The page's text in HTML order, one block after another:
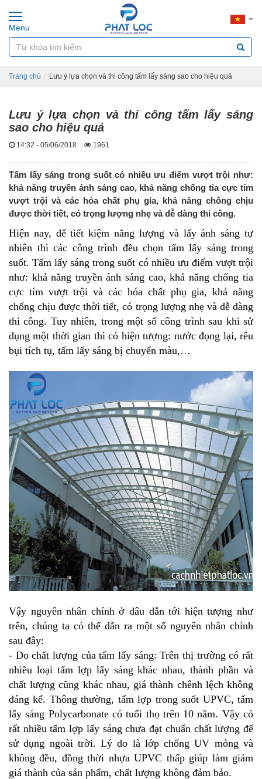
Menu
Trang chủ Lưu ý lựa chọn và thi công tấm lấy sáng sao cho hiệu quả
Lưu ý lựa chọn và thi công tấm lấy sáng
sao cho hiệu quả
14:32 - 05/06/2018 1961
Tấm lấy sáng trong suốt có nhiều ưu điểm vượt trội như:
khả năng truyền ánh sáng cao, khả năng chống tia cực tím
vượt trội và các hóa chất phụ gia, khả năng chống chịu
được thời tiết, có trọng lượng nhẹ và dễ dàng thi công.
Hiện nay, để tiết kiệm năng lượng và lấy ánh sáng tự
nhiên thì các công trình đều chọn tấm lấy sáng trong
suốt.Tấm lấy sáng trong suốt có nhiều ưu điểm vượt trội
như: khả năng truyền ánh sáng cao, khả năng chống tia
cực tím vượt trội và các hóa chất phụ gia, khả năng
chống chịu được thời tiết, có trọng lượng nhẹ và dễ dàng
thi công. Tuy nhiên, trong một số công trình sau khi sử
dụng một thời gian thì có hiện tượng: nước đọng lại, rêu
bụi tích tụ, tấm lấy sáng bị chuyển màu,…
Vậy nguyên nhân chính ở đâu dẫn tới hiện tượng như
trên, chúng ta có thể dẫn ra một số nguyên nhân chính
sau đây:
- Do chất lượng của tấm lấy sáng: Trên thị trường có rất
nhiều loại tấm lợp lấy sáng khác nhau, thành phần và
chất lượng cũng khác nhau, giá thành chênh lệch không
đáng kể. Thông thường, tấm lợp trong suốt UPVC, tấm
lấy sáng Polycarbonatecó tuổi thọ trên 10 năm. Vậy có
rất nhiều tấm lợp lấy sáng chưa đạt chuẩn chất lượng để
sử dụng ngoài trời. Lý do là lớp chống UV mỏng và
không đều, đồng thời nhựa UPVC thấp giúp làm giảm
giá thành của sản phẩm, chất lượng không đảm bảo.